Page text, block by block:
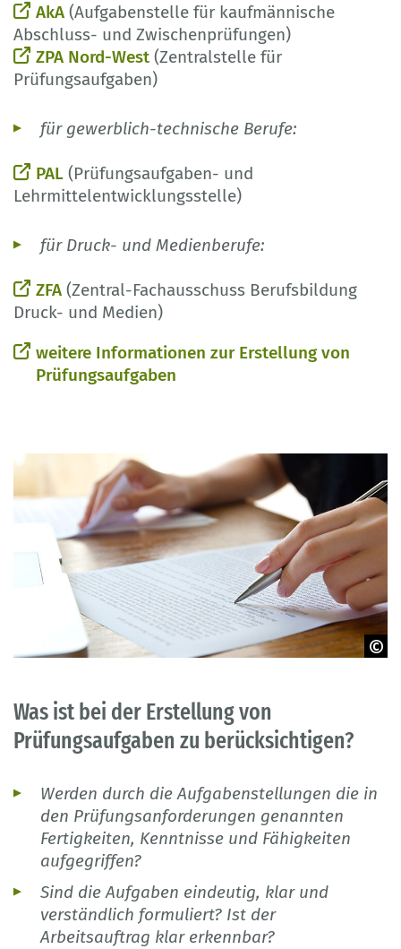
AkA (Aufgabenstelle für kaufmännische
Abschluss- und Zwischenprüfungen)
ZPA Nord-West (Zentralstelle für
Prüfungsaufgaben)
für gewerblich-technische Berufe:
PAL (Prüfungsaufgaben- und
Lehrmittelentwicklungsstelle)
für Druck- und Medienberufe:
ZFA (Zentral-Fachausschuss Berufsbildung
Druck- und Medien)
weitere Informationen zur Erstellung von
Prüfungsaufgaben
Was ist bei der Erstellung von
Prüfungsaufgaben zu berücksichtigen?
Werden durch die Aufgabenstellungen die in
den Prüfungsanforderungen genannten
Fertigkeiten, Kenntnisse und Fähigkeiten
aufgegriffen?
Sind die Aufgaben eindeutig, klar und
verständlich formuliert? Ist der
Arbeitsauftrag klar erkennbar?